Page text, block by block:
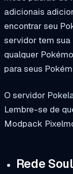
adicionais
encontrar seu
servidor tem
qualquer
para seus
O servidor
Lembre-se de
Modpack
Rede